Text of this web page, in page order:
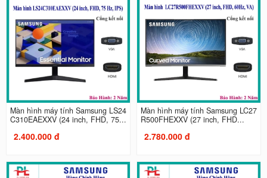
Màn hình máy tính Samsung LS24
C310EAEXXV (24 inch, FHD, 75...
2.400.000 đ
Màn hình máy tính Samsung LC27
R500FHEXXV (27 inch, FHD...
2.780.000 đ